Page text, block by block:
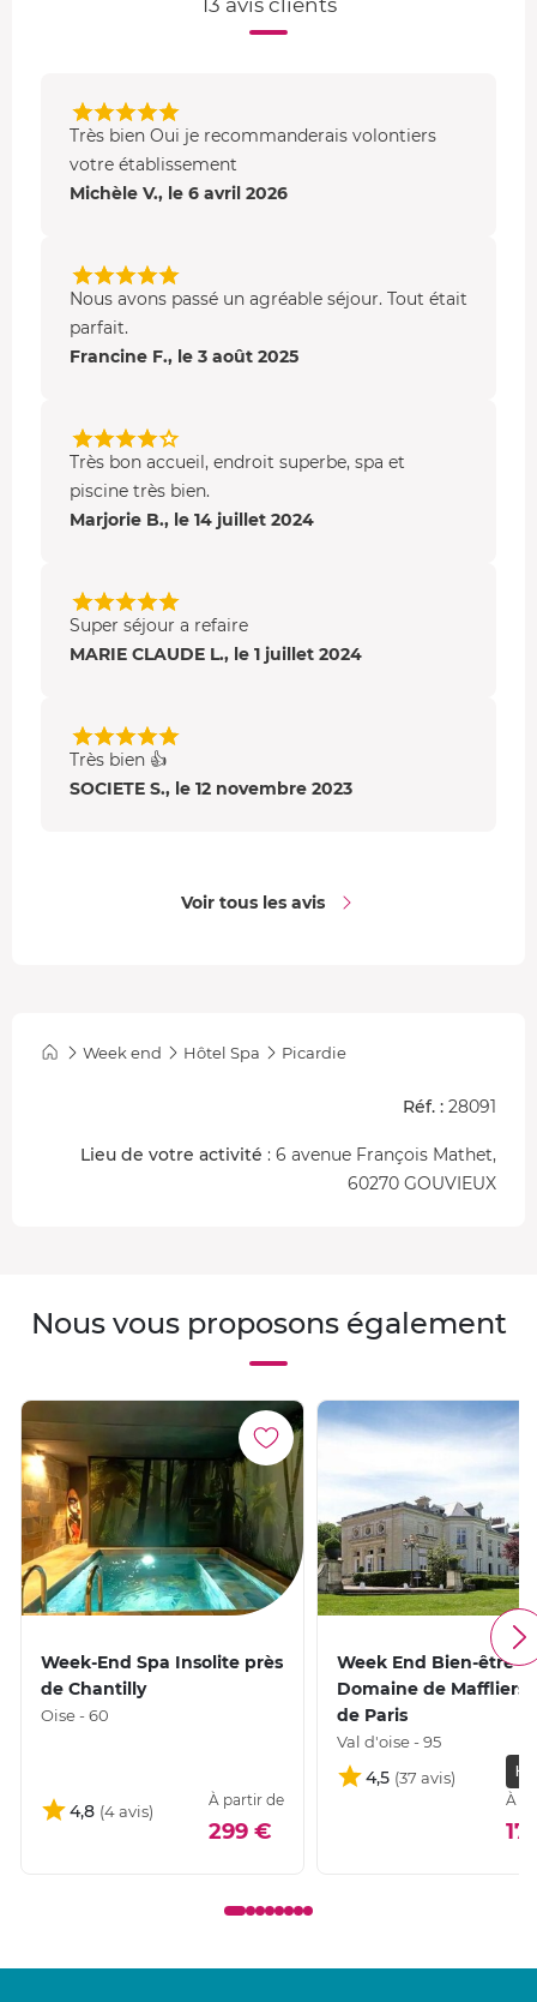
propose une cuisine internationale
satisfaire toutes les envies, à tout moment de la journée.
Social Bar
élégante autour de cocktails signature mêlant
Pour vos loisirs, le domaine met à disposition
pétanque ping-pong terrain de tennis
visite du parc à ruches avec apiculteur est également
séjour.
Très bien Oui je recommanderais volontiers
votre établissement
Michèle V., le 6 avril 2026
Nous avons passé un agréable séjour. Tout était
parfait.
Francine F., le 3 août 2025
Très bon accueil, endroit superbe, spa et
piscine très bien.
Marjorie B., le 14 juillet 2024
Super séjour a refaire
MARIE CLAUDE L., le 1 juillet 2024
Très bien 👍
SOCIETE S., le 12 novembre 2023
Voir tous les avis
Week end Hôtel Spa Picardie
Réf. : 28091
Lieu de votre activité : 6 avenue François Mathet,
60270 GOUVIEUX
Nous vous proposons également
Week-End Spa Insolite près
de Chantilly
Oise - 60
4,8
À partir de
299 €
Week End Bien-être
Domaine de Maffliers
de Paris
Val d'oise - 95
4,5
À